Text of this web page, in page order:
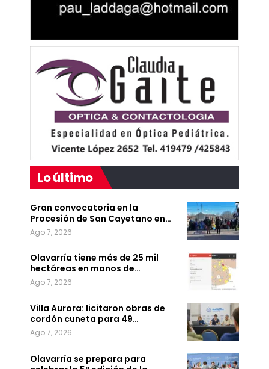
Lo último
Gran convocatoria en la
Procesión de San Cayetano en…
Ago 7, 2026
Olavarría tiene más de 25 mil
hectáreas en manos de…
Ago 7, 2026
Villa Aurora: licitaron obras de
cordón cuneta para 49…
Ago 7, 2026
Olavarría se prepara para